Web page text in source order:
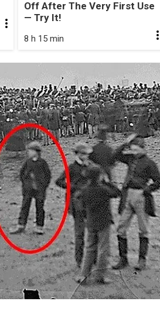
Off After The Very First Use
— Try It!
8 h 15 min